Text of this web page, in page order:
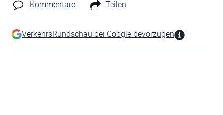
Kommentare Teilen
VerkehrsRundschau bei Google bevorzugen